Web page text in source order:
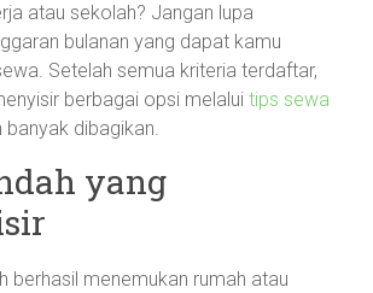
atau sekolah? Jangan lupa
bulanan yang dapat kamu
Setelah semua kriteria terdaftar,
berbagai opsi melaluitips sewa
banyak dibagikan.
yang
berhasil menemukan rumah atau